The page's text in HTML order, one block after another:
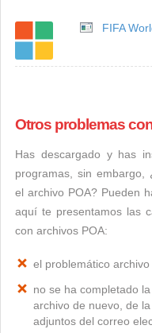
FIFA
Otros problemas
Has descargado y has
programas, sin embargo,
el archivo POA? Pueden
aquí te presentamos las
con archivos POA:
el problemático
no se ha completado
archivo de nuevo, de
adjuntos del correo